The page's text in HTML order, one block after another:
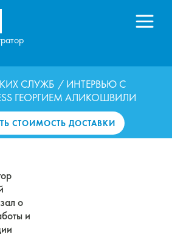
СЛУЖБ / ИНТЕРВЬЮ С
ГЕОРГИЕМ АЛИКОШВИЛИ
СТОИМОСТЬ ДОСТАВКИ
о
и